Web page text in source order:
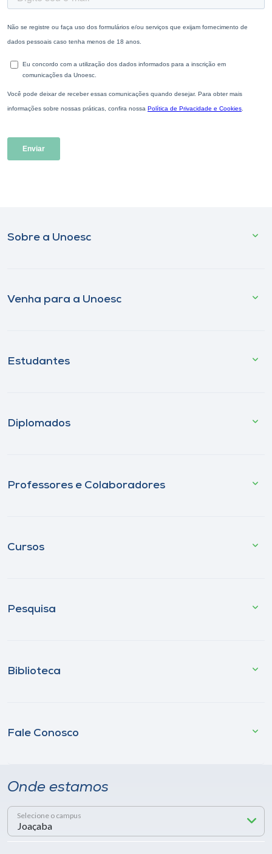
Sobre a Unoesc
Venha para a Unoesc
Estudantes
Diplomados
Professores e Colaboradores
Cursos
Pesquisa
Biblioteca
Fale Conosco
Onde estamos
Selecione o campus